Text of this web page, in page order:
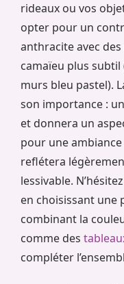
rideaux ou vos
opter pour un
anthracite avec
camaïeu plus
murs bleu pastel).
son importance :
et donnera un
pour une
reflétera
lessivable.
en choisissant une
combinant la
comme des
compléter